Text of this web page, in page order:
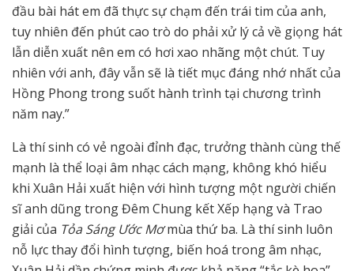
đầu bài hát em đã thực sự chạm đến trái tim của anh,
tuy nhiên đến phút cao trò do phải xử lý cả về giọng hát
lẫn diễn xuất nên em có hơi xao nhãng một chút. Tuy
nhiên với anh, đây vẫn sẽ là tiết mục đáng nhớ nhất của
Hồng Phong trong suốt hành trình tại chương trình
năm nay.”
Là thí sinh có vẻ ngoài đỉnh đạc, trưởng thành cùng thế
mạnh là thể loại âm nhạc cách mạng, không khó hiểu
khi Xuân Hải xuất hiện với hình tượng một người chiến
sĩ anh dũng trong Đêm Chung kết Xếp hạng và Trao
giải của Tỏa Sáng Ước Mơmùa thứ ba. Là thí sinh luôn
nỗ lực thay đổi hình tượng, biến hoá trong âm nhạc,